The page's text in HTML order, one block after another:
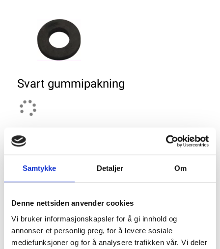
Samtykke Detaljer Om
Denne nettsiden anvender cookies
Vi bruker informasjonskapsler for å gi innhold og
annonser et personlig preg, for å levere sosiale
mediefunksjoner og for å analysere trafikken vår. Vi deler
Svart gummipakning
Legg til Handlekurv
Klikk og hent